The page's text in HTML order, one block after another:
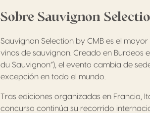
Sobre Sauvignon
Sauvignon Selection by CMB es el
vinos de sauvignon. Creado en Burdeos
du Sauvignon”), el evento cambia de
excepción en todo el mundo.
Tras ediciones organizadas en Francia,
concurso continúa su recorrido